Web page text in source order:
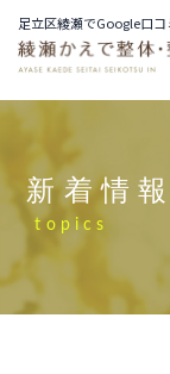
足立区綾瀬でGoogle口
新着情
topics